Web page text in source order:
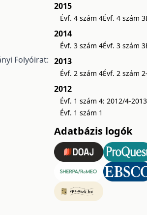
Folyóirat:
2015
Évf. 4 szám 4Évf. 4 szám 3
2014
Évf. 3 szám 4Évf. 3 szám 3
2013
Évf. 2 szám 4Évf. 2 szám
2012
Évf. 1 szám 4: 2012/4-
Évf. 1 szám 1
Adatbázis logók